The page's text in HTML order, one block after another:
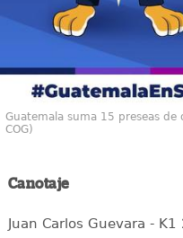
Guatemala suma 15 preseas
COG)
Canotaje
Juan Carlos Guevara -